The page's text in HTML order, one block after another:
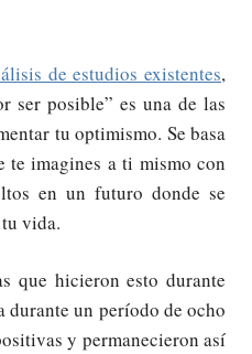
de estudios existentes,
ser posible” es una de las
tu optimismo. Se basa
te imagines a ti mismo con
en un futuro donde se
vida.
que hicieron esto durante
durante un período de ocho
y permanecieron así